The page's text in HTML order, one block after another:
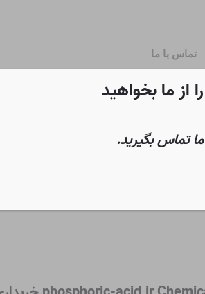
تماس با ما
از ما بخواهید
تماس بگیرید.